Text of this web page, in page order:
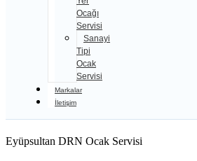
Ocağı
Servisi
Sanayi
Tipi
Ocak
Servisi
Markalar
İletişim
Eyüpsultan DRN Ocak Servisi